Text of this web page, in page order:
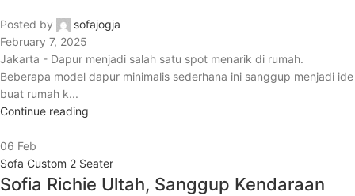
Posted by
sofajogja
February 7, 2025
Jakarta - Dapur menjadi salah satu spot menarik di rumah.
Beberapa model dapur minimalis sederhana ini sanggup menjadi ide
buat rumah k...
Continue reading
06 Feb
Sofa Custom 2 Seater
Sofia Richie Ultah, Sanggup Kendaraan